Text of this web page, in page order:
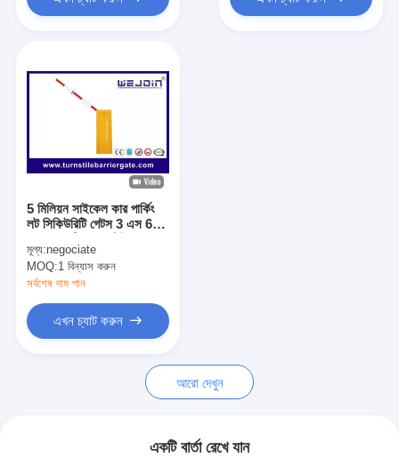
অ-বসন্ত বাধা গেট
অ্যাক্সেস কন্ট্রোল টানস্টাইল গেট
তাড়নজাত ব্যারিয়ার গেইট
সুইং ব্যারিচার গেট
সম্পূর্ণ উচ্চতা টার্নস্টাইল
পার্কিং স্পেস লক
5 মিলিয়ন সাইকেল কার পার্কিং
লট সিকিউরিটি গেটস 3 এস 6
প্রশংসাপত্র
মূল্য:negociate
MOQ:1 বিন্যাস করুন
সর্বশেষ দাম পান
এখন চ্যাট করুন
আরো দেখুন
একটি বার্তা রেখে যান